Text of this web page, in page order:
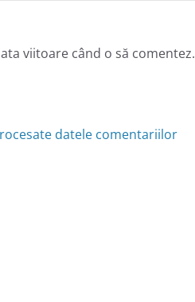
viitoare când o să comentez.
datele comentariilor